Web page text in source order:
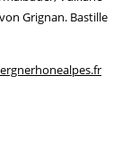
Grignan. Bastille